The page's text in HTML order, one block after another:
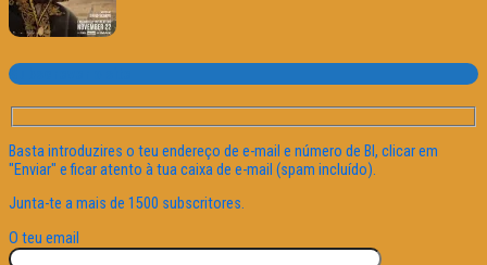
Subscrever o site
Basta introduzires o teu endereço de e-mail e número de BI, clicar em
"Enviar" e ficar atento à tua caixa de e-mail (spam incluído).
Junta-te a mais de 1500 subscritores.
O teu email